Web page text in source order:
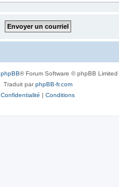
phpBB® Forum Software © phpBB Limited
Traduit parphpBB-fr.com
Confidentialité | Conditions